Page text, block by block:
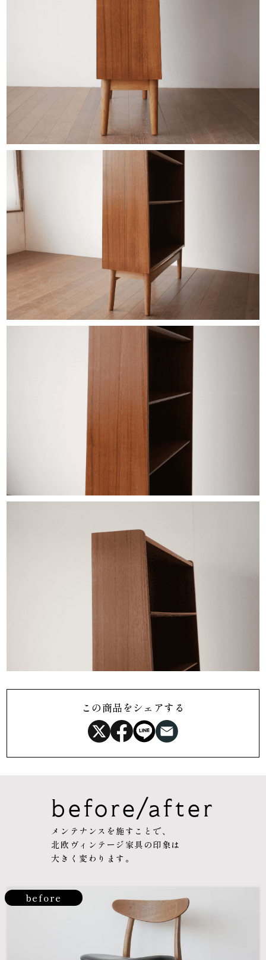
この商品をシェアする
before/after
メンテナンスを施すことで、
北欧ヴィンテージ家具の印象は
大きく変わります。
before